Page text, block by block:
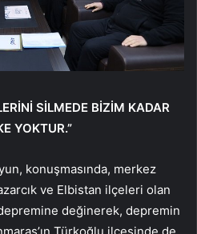
SİLMEDE BİZİM KADAR
YOKTUR.”
konuşmasında, merkez
ve Elbistan ilçeleri olan
değinerek, depremin